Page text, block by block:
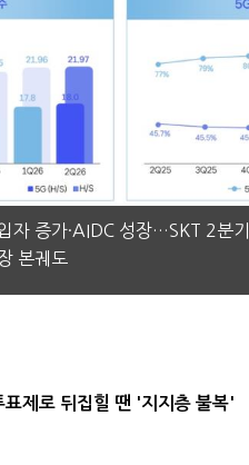
자 증가·AIDC 성장…SKT 2분기
본궤도
제로 뒤집힐 땐 '지지층 불복'